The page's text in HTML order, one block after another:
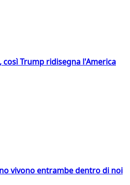
così Trump ridisegna l'America
vivono entrambe dentro di noi